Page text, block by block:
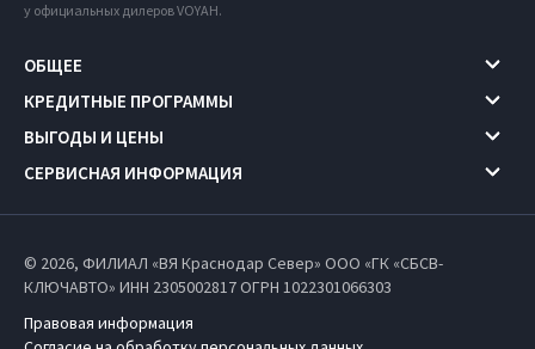
у официальных дилеров VOYAH.
ОБЩЕЕ
КРЕДИТНЫЕ ПРОГРАММЫ
ВЫГОДЫ И ЦЕНЫ
СЕРВИСНАЯ ИНФОРМАЦИЯ
© 2026, ФИЛИАЛ «ВЯ Краснодар Север» ООО «ГК «СБСВ-
КЛЮЧАВТО» ИНН 2305002817ОГРН 1022301066303
Правовая информация